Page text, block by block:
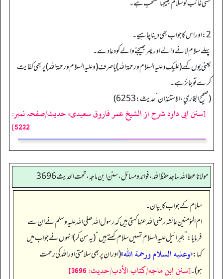
کسی غائب کو سلام بھیجنا مستحب ہے۔
2: اور اس کا جواب بھی دیناچاہیے۔
پہلے سلام لانے والے اور پھر بھیجنے والے کو دعا دے۔
یعنی یوں کہے (علیك و علیه السلام ورحمة اللہ) یا صر ف (وعلیه السلام ورحمة اللہ) پر بھی کفایت
کرے تو جائز ہے۔
(صحیح البخاري، الاستئذان‘حدیث:6253)
[سنن ابی داود شرح از الشیخ عمر فاروق سعیدی، حدیث/صفحہ نمبر:
5232]
مولانا عطا الله ساجد حفظ الله، فوائد و مسائل، سنن ابن ماجه، تحت الحديث3696
سلام کے جواب کا بیان۔
ام المؤمنین عائشہ رضی اللہ عنہا کہتی ہیں کہ رسول اللہ صلی اللہ علیہ وسلم نے ان سے
فرمایا:”جبرائیل علیہ السلام تمہیں سلام کہتے ہیں“(یہ سن کر) انہوں نے جواب میں
کہا:«وعليه السلام ورحمة الله»(اور ان پر بھی سلامتی اور اللہ کی رحمت
ہو)۔[سنن ابن ماجه/كتاب الأدب/حدیث: 3696]